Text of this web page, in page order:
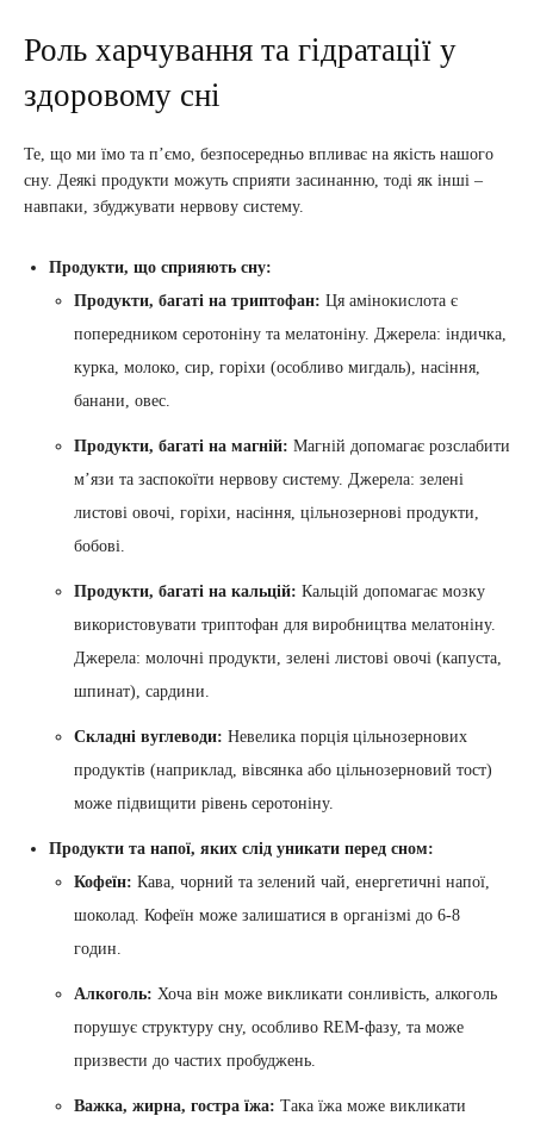
Роль харчування та гідратації у
здоровому сні
Те, що ми їмо та п’ємо, безпосередньо впливає на якість нашого
сну. Деякі продукти можуть сприяти засинанню, тоді як інші –
навпаки, збуджувати нервову систему.
Продукти, що сприяють сну:
Продукти, багаті на триптофан: Ця амінокислота є
попередником серотоніну та мелатоніну. Джерела: індичка,
курка, молоко, сир, горіхи (особливо мигдаль), насіння,
банани, овес.
Продукти, багаті на магній: Магній допомагає розслабити
м’язи та заспокоїти нервову систему. Джерела: зелені
листові овочі, горіхи, насіння, цільнозернові продукти,
бобові.
Продукти, багаті на кальцій: Кальцій допомагає мозку
використовувати триптофан для виробництва мелатоніну.
Джерела: молочні продукти, зелені листові овочі (капуста,
шпинат), сардини.
Складні вуглеводи: Невелика порція цільнозернових
продуктів (наприклад, вівсянка або цільнозерновий тост)
може підвищити рівень серотоніну.
Продукти та напої, яких слід уникати перед сном:
Кофеїн: Кава, чорний та зелений чай, енергетичні напої,
шоколад. Кофеїн може залишатися в організмі до 6-8
годин.
Алкоголь: Хоча він може викликати сонливість, алкоголь
порушує структуру сну, особливо REM-фазу, та може
призвести до частих пробуджень.
Важка, жирна, гостра їжа: Така їжа може викликати